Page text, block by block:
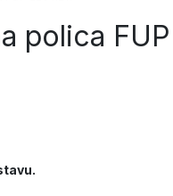
polica